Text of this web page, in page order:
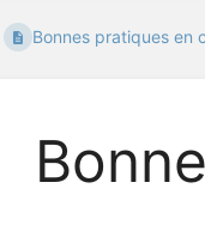
Bonnes pratiques en